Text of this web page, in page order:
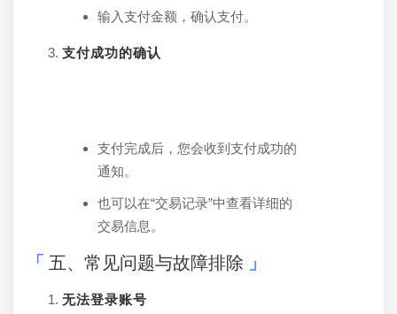
输入支付金额，确认支付。
支付成功的确认
支付完成后，您会收到支付成功的
通知。
也可以在“交易记录”中查看详细的
交易信息。
五、常见问题与故障排除
无法登录账号